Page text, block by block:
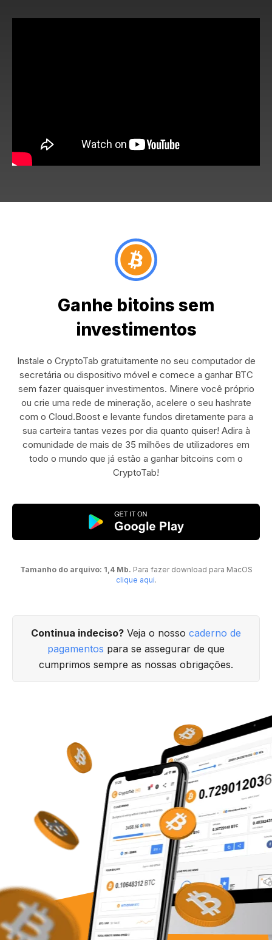
Ganhe bitoins sem
investimentos
Instale o CryptoTab gratuitamente no seu computador de
secretária ou dispositivo móvel e comece a ganhar BTC
sem fazer quaisquer investimentos. Minere você próprio
ou crie uma rede de mineração, acelere o seu hashrate
com o Cloud.Boost e levante fundos diretamente para a
sua carteira tantas vezes por dia quanto quiser! Adira à
comunidade de mais de 35 milhões de utilizadores em
todo o mundo que já estão a ganhar bitcoins com o
CryptoTab!
Tamanho do arquivo: 1,4 Mb. Para fazer download para MacOS
clique aqui.
Continua indeciso? Veja o nosso caderno de
pagamentos para se assegurar de que
cumprimos sempre as nossas obrigações.